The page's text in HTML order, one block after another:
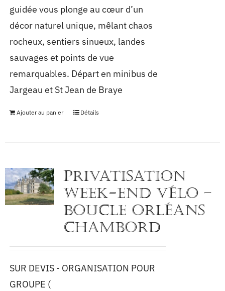
guidée vous plonge au cœur d’un
décor naturel unique, mêlant chaos
rocheux, sentiers sinueux, landes
sauvages et points de vue
remarquables. Départ en minibus de
Jargeau et St Jean de Braye
Ajouter au panier Détails
PRIVATISATION
WEEK-END VÉLO –
BOUCLE ORLÉANS
CHAMBORD
SUR DEVIS - ORGANISATION POUR
GROUPE (